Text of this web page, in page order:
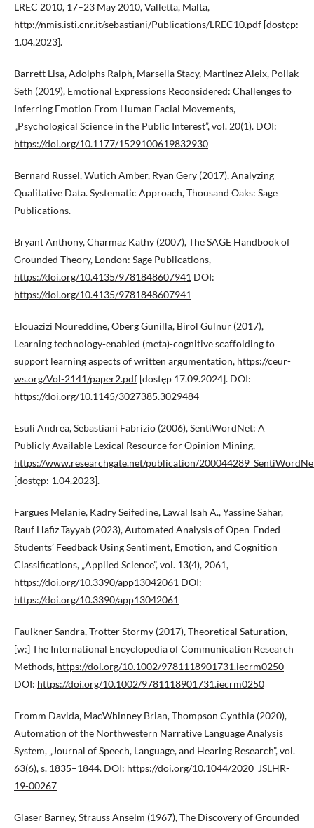
LREC 2010, 17–23 May 2010, Valletta, Malta,
http://nmis.isti.cnr.it/sebastiani/Publications/LREC10.pdf [dostęp:
1.04.2023].
Barrett Lisa, Adolphs Ralph, Marsella Stacy, Martinez Aleix, Pollak
Seth (2019), Emotional Expressions Reconsidered: Challenges to
Inferring Emotion From Human Facial Movements,
„Psychological Science in the Public Interest”, vol. 20(1). DOI:
https://doi.org/10.1177/1529100619832930
Bernard Russel, Wutich Amber, Ryan Gery (2017), Analyzing
Qualitative Data. Systematic Approach, Thousand Oaks: Sage
Publications.
Bryant Anthony, Charmaz Kathy (2007), The SAGE Handbook of
Grounded Theory, London: Sage Publications,
https://doi.org/10.4135/9781848607941 DOI:
https://doi.org/10.4135/9781848607941
Elouazizi Noureddine, Oberg Gunilla, Birol Gulnur (2017),
Learning technology-enabled (meta)-cognitive scaffolding to
support learning aspects of written argumentation, https://ceur-
ws.org/Vol-2141/paper2.pdf [dostęp 17.09.2024]. DOI:
https://doi.org/10.1145/3027385.3029484
Esuli Andrea, Sebastiani Fabrizio (2006), SentiWordNet: A
Publicly Available Lexical Resource for Opinion Mining,
https://www.researchgate.net/publication/
[dostęp: 1.04.2023].
Fargues Melanie, Kadry Seifedine, Lawal Isah A., Yassine Sahar,
Rauf Hafiz Tayyab (2023), Automated Analysis of Open-Ended
Students’ Feedback Using Sentiment, Emotion, and Cognition
Classifications, „Applied Science”, vol. 13(4), 2061,
https://doi.org/10.3390/app13042061 DOI:
https://doi.org/10.3390/app13042061
Faulkner Sandra, Trotter Stormy (2017), Theoretical Saturation,
[w:] The International Encyclopedia of Communication Research
Methods, https://doi.org/10.1002/9781118901731.iecrm0250
DOI: https://doi.org/10.1002/9781118901731.iecrm0250
Fromm Davida, MacWhinney Brian, Thompson Cynthia (2020),
Automation of the Northwestern Narrative Language Analysis
System, „Journal of Speech, Language, and Hearing Research”, vol.
63(6), s. 1835–1844. DOI: https://doi.org/10.1044/2020_JSLHR-
19-00267
Glaser Barney, Strauss Anselm (1967), The Discovery of Grounded